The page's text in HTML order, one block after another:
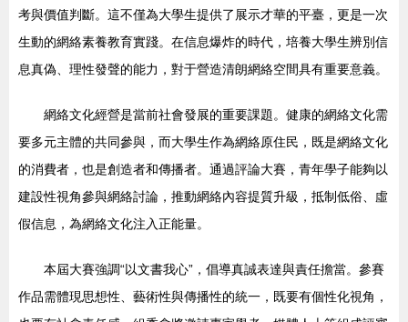
考與價值判斷。這不僅為大學生提供了展示才華的平臺，更是一次
生動的網絡素養教育實踐。在信息爆炸的時代，培養大學生辨別信
息真偽、理性發聲的能力，對于營造清朗網絡空間具有重要意義。
網絡文化經營是當前社會發展的重要課題。健康的網絡文化需
要多元主體的共同參與，而大學生作為網絡原住民，既是網絡文化
的消費者，也是創造者和傳播者。通過評論大賽，青年學子能夠以
建設性視角參與網絡討論，推動網絡內容提質升級，抵制低俗、虛
假信息，為網絡文化注入正能量。
本屆大賽強調“以文書我心”，倡導真誠表達與責任擔當。參賽
作品需體現思想性、藝術性與傳播性的統一，既要有個性化視角，